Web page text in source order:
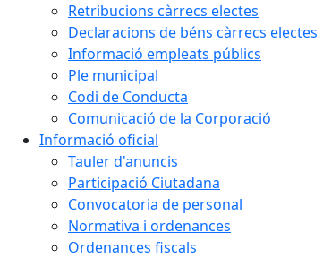
Retribucions càrrecs electes
Declaracions de béns càrrecs electes
Informació empleats públics
Ple municipal
Codi de Conducta
Comunicació de la Corporació
Informació oficial
Tauler d'anuncis
Participació Ciutadana
Convocatoria de personal
Normativa i ordenances
Ordenances fiscals